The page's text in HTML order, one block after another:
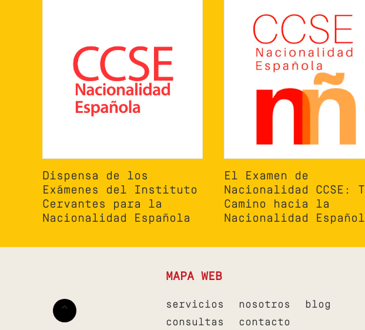
Dispensa de los
Exámenes del Instituto
Cervantes para la
Nacionalidad Española
El Examen de
Nacionalidad CCSE:
Camino hacia la
Nacionalidad
MAPA WEB
servicios nosotros
blog
consultas
contacto